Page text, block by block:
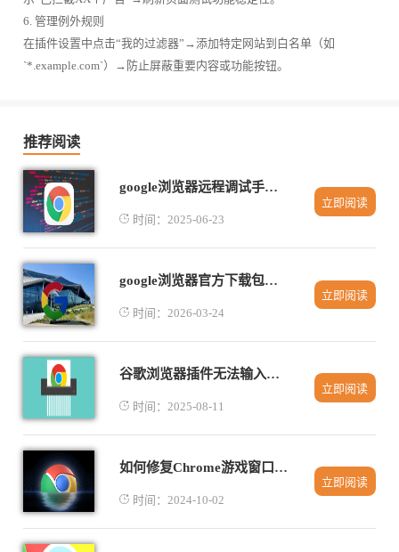
6. 管理例外规则
在插件设置中点击“我的过滤器”→添加特定网站到白名单（如
`*.example.com`）→防止屏蔽重要内容或功能按钮。
推荐阅读
google浏览器远程调试手机网页教程
时间：2025-06-23
立即阅读
google浏览器官方下载包获取经验总结
时间：2026-03-24
立即阅读
谷歌浏览器插件无法输入文字的处理办法
时间：2025-08-11
立即阅读
如何修复Chrome游戏窗口尺寸不匹配的问题
时间：2024-10-02
立即阅读